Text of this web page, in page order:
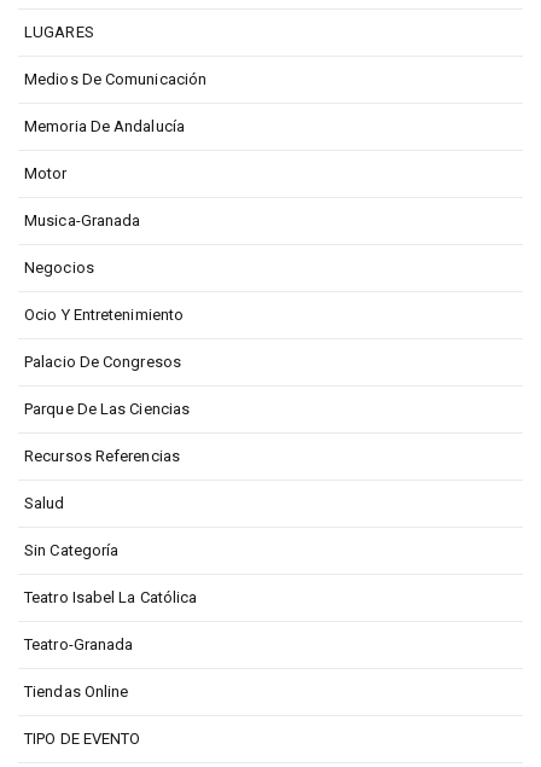
LUGARES
Medios De Comunicación
Memoria De Andalucía
Motor
Musica-Granada
Negocios
Ocio Y Entretenimiento
Palacio De Congresos
Parque De Las Ciencias
Recursos Referencias
Salud
Sin Categoría
Teatro Isabel La Católica
Teatro-Granada
Tiendas Online
TIPO DE EVENTO